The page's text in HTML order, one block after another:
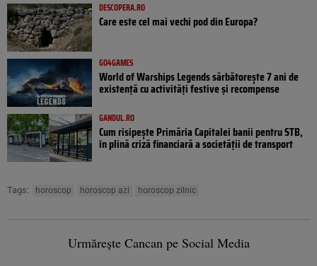
DESCOPERA.RO
Care este cel mai vechi pod din Europa?
GO4GAMES
World of Warships Legends sărbătorește 7 ani de
existență cu activități festive și recompense
GANDUL.RO
Cum risipește Primăria Capitalei banii pentru STB,
în plină criză financiară a societății de transport
Tags: horoscop horoscop azi horoscop zilnic
Urmărește Cancan pe Social Media